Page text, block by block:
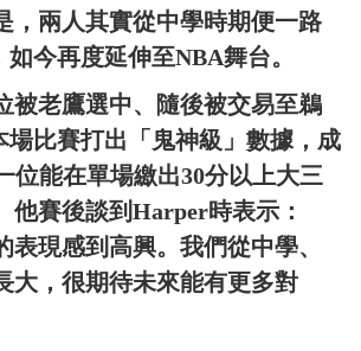
，兩人其實從中學時期便一路
今再度延伸至NBA舞台。
被老鷹選中、隨後被交易至鵜
場比賽打出「鬼神級」數據，成
位能在單場繳出30分以上大三
他賽後談到Harper時表示：
表現感到高興。我們從中學、
大，很期待未來能有更多對